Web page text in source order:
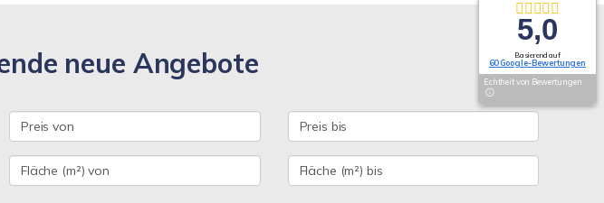
neue Angebote
5,0
Basierend auf
60 Google-Bewertungen
Echtheit von Bewertungen